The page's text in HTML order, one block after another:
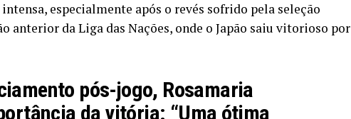
especialmente após o revés sofrido pela seleção
anterior da Liga das Nações, onde o Japão saiu vitorioso por
pós-jogo, Rosamaria
da vitória: “Uma ótima